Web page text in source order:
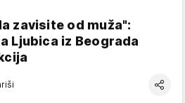
zavisite od muža":
Ljubica iz Beograda